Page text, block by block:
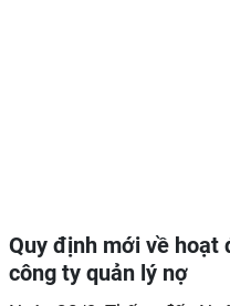
Quy định mới về hoạt
công ty quản lý nợ